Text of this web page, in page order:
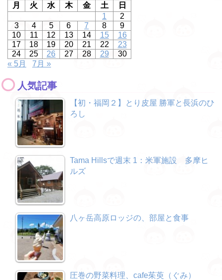
月
火 水 木 金 土
日
1
2
3
4 5 6 7 8
9
10
11 12 13 14 15
16
17
18 19 20 21 22
23
24
25 26 27 28 29
30
« 5月
7月 »
人気記事
【初・福岡２】とり皮屋 勝軍と長浜のひ
ろし
Tama Hillsで週末 1：米軍施設 多摩ヒ
ルズ
八ヶ岳高原ロッジの、部屋と食事
圧巻の野菜料理、cafe茱萸（ぐみ）